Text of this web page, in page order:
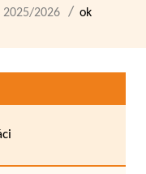
2025/2026
ok